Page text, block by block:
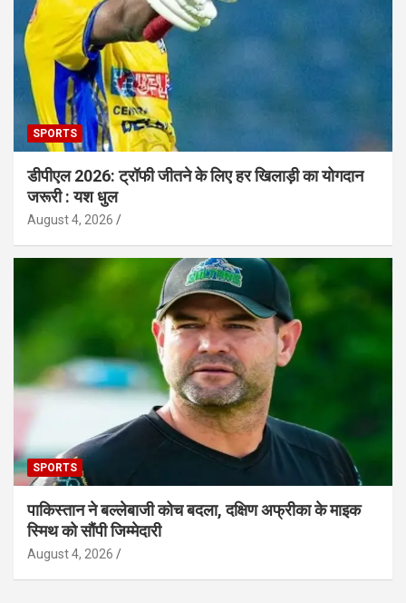
SPORTS
डीपीएल 2026: ट्रॉफी जीतने के लिए हर खिलाड़ी का योगदान
जरूरी : यश धुल
August 4, 2026
SPORTS
पाकिस्तान ने बल्लेबाजी कोच बदला, दक्षिण अफ्रीका के माइक
स्मिथ को सौंपी जिम्मेदारी
August 4, 2026